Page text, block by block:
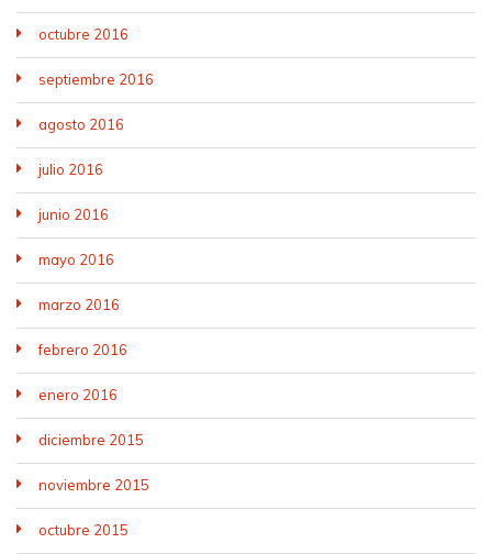
octubre 2016
septiembre 2016
agosto 2016
julio 2016
junio 2016
mayo 2016
marzo 2016
febrero 2016
enero 2016
diciembre 2015
noviembre 2015
octubre 2015